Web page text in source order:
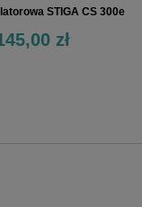
STIGA CS 300e
zł